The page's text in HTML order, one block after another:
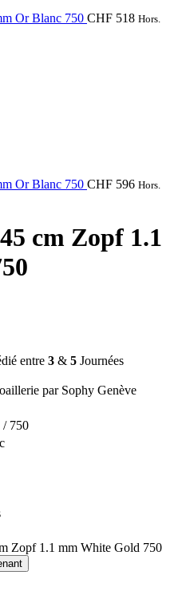
Or Blanc 750 CHF 518 Hors.
Or Blanc 750 CHF 596 Hors.
cm Zopf 1.1
entre 3 & 5 Journées
par Sophy Genève
750
Zopf 1.1 mm White Gold 750